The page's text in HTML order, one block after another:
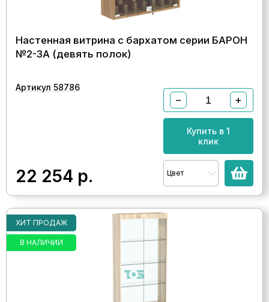
Настенная витрина с бархатом серии БАРОН
№2-3А (девять полок)
Артикул 58786
22 254 р.
− +
Купить в 1
клик
Цвет
ХИТ ПРОДАЖ
В НАЛИЧИИ